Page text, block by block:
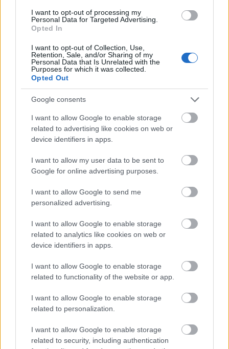
I want to opt-out of processing my
Personal Data for Targeted Advertising.
Opted In
I want to opt-out of Collection, Use,
Retention, Sale, and/or Sharing of my
Personal Data that Is Unrelated with the
Purposes for which it was collected.
Opted Out
Google consents
I want to allow Google to enable storage
related to advertising like cookies on web or
device identifiers in apps.
I want to allow my user data to be sent to
Google for online advertising purposes.
I want to allow Google to send me
personalized advertising.
I want to allow Google to enable storage
related to analytics like cookies on web or
device identifiers in apps.
I want to allow Google to enable storage
related to functionality of the website or app.
I want to allow Google to enable storage
related to personalization.
I want to allow Google to enable storage
related to security, including authentication
szurdok, eredeti nevén Leutaschklamm vagy
Leutascher Geistersklamm. Míg hazánkban a
ismertebb szurdokok, addig sógoraink ide
látogatnak el - a Bajor-Alpokba és a tirosli
hegyekbe. A Leutasch völgyben található
szurdokot a hegyi folyó évezredek alatt vájta ki.
tornyosulnak. Míg oldalr
Krimml vízesés Kisokos - Ausztria
legnagyobb vízesése (380 m)
2020. június 19.
A mindössze 7 óra autóútra elhelyezkedő
Krimml vízesés (németül Krimmler Wasserfälle)
Európa legmagasabb zuhataga. Ez a varázslatos
világ szerényen bújik meg Salzburg tartomány
nyugati szélén, Tirol mellett. sA Hohe Tauern
Nemzeti Parkban található hatalmas vízesés a
Grossglocknerhez és Zillertalhoz is közel esik. A
Krimml zuhatag a mi listánkon garantáltan a
Top 10-ben van! És Neked? Gyors áttekintés
Előző oldal